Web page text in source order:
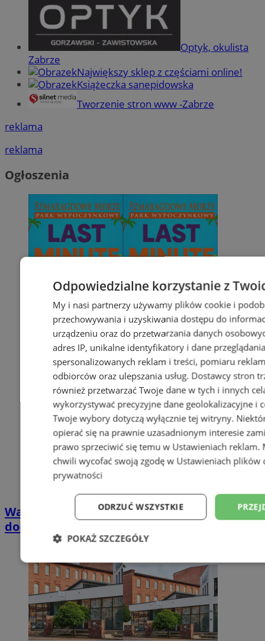
Optyk, okulista
Zabrze
Największy sklep z częściami online!
Książeczka sanepidowska
Tworzenie stron www -Zabrze
reklama
reklama
Ogłoszenia
Wakacyjny wypoczynek nad Bałtykiem w
domkach Szmaragdowe Morze
Odpowiedzialne korzystanie z
My i nasi partnerzy używamy plików cookie i
przechowywania i uzyskiwania dostępu do
urządzeniu oraz do przetwarzania danych
adres IP, unikalne identyfikatory i dane
spersonalizowanych reklam i treści, pomiaru
odbiorców oraz ulepszania usług. Dostawcy stron
również przetwarzać Twoje dane w tych i innych
wykorzystywać precyzyjne dane geolokalizacyjne i
Twoje wybory dotyczą wyłącznie tej witryny.
opierać się na prawnie uzasadnionym interesie
prawo sprzeciwić się temu w Ustawieniach reklam.
chwili wycofać swoją zgodę w Ustawieniach plików
prywatności
ODRZUĆ WSZYSTKIE
POKAŻ SZCZEGÓŁY
Niezbędne Wydajność
Niesklasyfikowane